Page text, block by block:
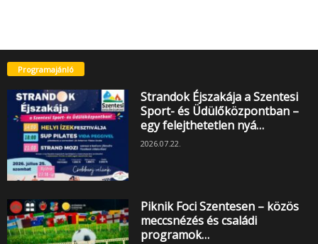
Programajánló
Strandok Éjszakája a Szentesi
Sport- és Üdülőközpontban –
egy felejthetetlen nyá…
2026.07.22.
Piknik Foci Szentesen – közös
meccsnézés és családi
programok…